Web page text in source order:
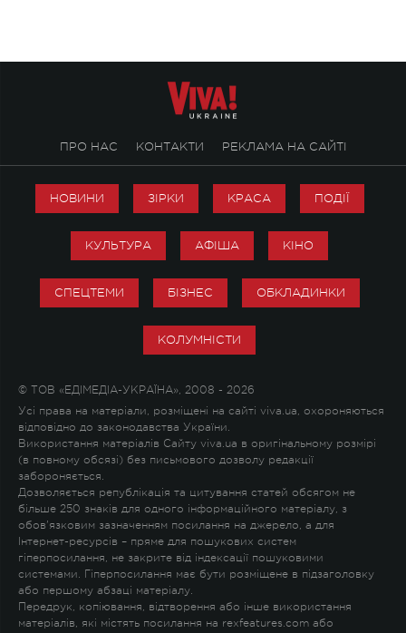
ПРО НАС КОНТАКТИ РЕКЛАМА НА САЙТІ
НОВИНИ ЗІРКИ КРАСА ПОДІЇ
КУЛЬТУРА АФІША КІНО
СПЕЦТЕМИ БІЗНЕС ОБКЛАДИНКИ
КОЛУМНІСТИ
© ТОВ «ЕДІМЕДІА-УКРАЇНА», 2008 - 2026
Усі права на матеріали, розміщені на сайті viva.ua, охороняються
відповідно до законодавства України.
Використання матеріалів Сайту viva.ua в оригінальному розмірі
(в повному обсязі) без письмового дозволу редакції
забороняється.
Дозволяється републікація та цитування статей обсягом не
більше 250 знаків для одного інформаційного матеріалу, з
обов'язковим зазначенням посилання на джерело, а для
Інтернет-ресурсів – пряме для пошукових систем
гіперпосилання, не закрите від індексації пошуковими
системами. Гіперпосилання має бути розміщене в підзаголовку
або першому абзаці матеріалу.
Передрук, копіювання, відтворення або інше використання
матеріалів, які містять посилання на rexfeatures.com або